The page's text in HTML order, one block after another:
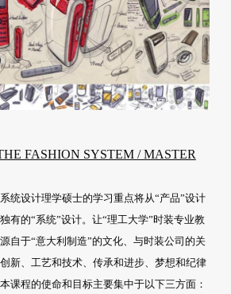
FASHION SYSTEM / MASTER
统设计理学硕士的学习重点将从“产品”设计
有的“系统”设计。让“理工大学”时装专业教
自于“意大利制造”的文化、与时装公司的关
新、工艺和技术、传承和进步、梦想和纪律
课程的使命和目标主要集中于以下三方面：